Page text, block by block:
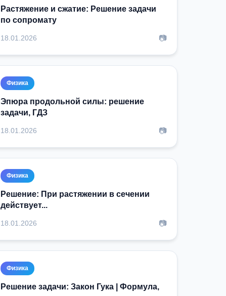
Растяжение и сжатие: Решение задачи
по сопромату
18.01.2026 📷
Физика
Эпюра продольной силы: решение
задачи, ГДЗ
18.01.2026 📷
Физика
Решение: При растяжении в сечении
действует...
18.01.2026 📷
Физика
Решение задачи: Закон Гука | Формула,